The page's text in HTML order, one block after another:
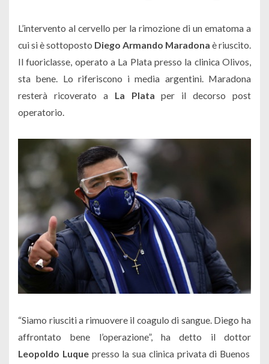
L’intervento al cervello per la rimozione di un ematoma a
cui si è sottoposto Diego Armando Maradona è riuscito.
Il fuoriclasse, operato a La Plata presso la clinica Olivos,
sta bene. Lo riferiscono i media argentini. Maradona
resterà ricoverato a La Plata per il decorso post
operatorio.
“Siamo riusciti a rimuovere il coagulo di sangue. Diego ha
affrontato bene l’operazione”, ha detto il dottor
Leopoldo Luquepresso la sua clinica privata di Buenos